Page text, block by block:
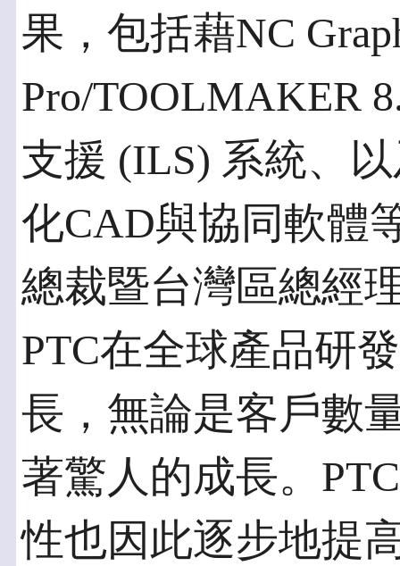
果，包括藉NC
Pro/TOOLMAKER
支援 (ILS) 系統、
化CAD與協同軟體
總裁暨台灣區總經
PTC在全球產品研
長，無論是客戶數
著驚人的成長。
性也因此逐步地提